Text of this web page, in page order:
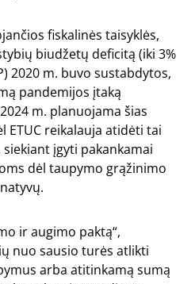
fiskalinės taisyklės,
biudžetų deficitą (iki 3%
2020 m. buvo sustabdytos,
pandemijos įtaką
m. planuojama šias
ETUC reikalauja atidėti tai
įgyti pakankamai
dėl taupymo grąžinimo
ir augimo paktą“,
nuo sausio turės atlikti
arba atitinkamą sumą